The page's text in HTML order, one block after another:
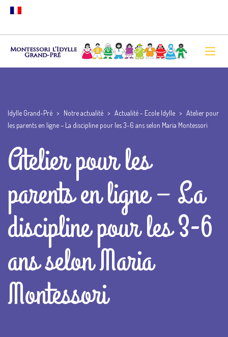
Idylle Grand-Pré > Notre actualité > Actualité - Ecole Idylle > Atelier pour
les parents en ligne – La discipline pour les 3-6 ans selon Maria Montessori
Atelier pour les
parents en ligne – La
discipline pour les 3-6
ans selon Maria
Montessori